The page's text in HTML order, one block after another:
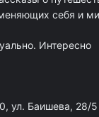
себя и
Интересно
ул. Баишева, 28/5